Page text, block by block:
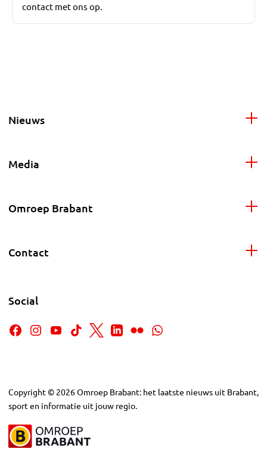
contact met ons op.
Nieuws
Media
Omroep Brabant
Contact
Social
Copyright © 2026Omroep Brabant: het laatste nieuws uit Brabant,
sport en informatie uit jouw regio.